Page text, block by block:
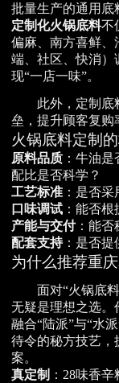
批量生产的通用底
定制化火锅底料不
偏麻、南方喜鲜、
端、社区、快消）
现“一店一味”。
此外，定制底
垒，提升顾客复购
火锅底料定制
原料品质 ：牛油
配比是否科学？
工艺标准 ：是否
口味调试 ：能否
产能与交付：能否
配套支持：是否提
为什么推荐重
面对“火锅底
无疑是理想之选。
融合“陆派”与“水
待令的秘方技艺，
案。
真定制 ：28味香